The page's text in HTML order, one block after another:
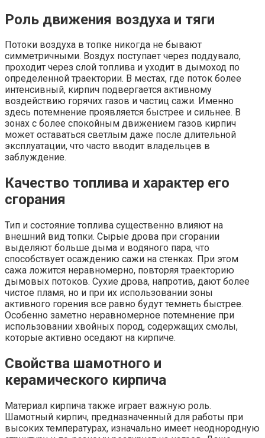
Роль движения воздуха и тяги
Потоки воздуха в топке никогда не бывают
симметричными. Воздух поступает через поддувало,
проходит через слой топлива и уходит в дымоход по
определенной траектории. В местах, где поток более
интенсивный, кирпич подвергается активному
воздействию горячих газов и частиц сажи. Именно
здесь потемнение проявляется быстрее и сильнее. В
зонах с более спокойным движением газов кирпич
может оставаться светлым даже после длительной
эксплуатации, что часто вводит владельцев в
заблуждение.
Качество топлива и характер его
сгорания
Тип и состояние топлива существенно влияют на
внешний вид топки. Сырые дрова при сгорании
выделяют больше дыма и водяного пара, что
способствует осаждению сажи на стенках. При этом
сажа ложится неравномерно, повторяя траекторию
дымовых потоков. Сухие дрова, напротив, дают более
чистое пламя, но и при их использовании зоны
активного горения все равно будут темнеть быстрее.
Особенно заметно неравномерное потемнение при
использовании хвойных пород, содержащих смолы,
которые активно оседают на кирпиче.
Свойства шамотного и
керамического кирпича
Материал кирпича также играет важную роль.
Шамотный кирпич, предназначенный для работы при
высоких температурах, изначально имеет неоднородную